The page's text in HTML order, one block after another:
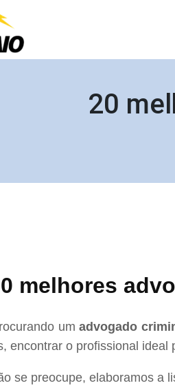
20
melhores
umadvogado
encontrar o profissional
se preocupe, elaboramos a